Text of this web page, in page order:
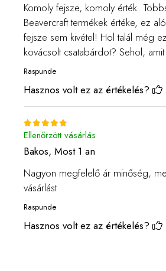
Komoly fejsze, komoly érték.
Beavercraft termékek értéke, ez
fejsze sem kivétel! Hol talál még
kovácsolt csatabárdot? Sehol,
Raspunde
Hasznos volt ez az értékelés?
Ellenőrzött vásárlás
Bakos, Most 1 an
Nagyon megfelelő ár minőség,
vásárlást
Raspunde
Hasznos volt ez az értékelés?